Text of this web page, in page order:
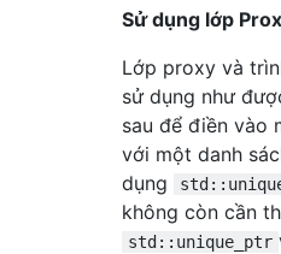
            mk
->
}
break;
}
return mi;
}
Sử dụng lớp
Lớp proxy và
sử dụng như
sau để điền vào
với một danh
dụng
không còn cần
std::unique_ptr